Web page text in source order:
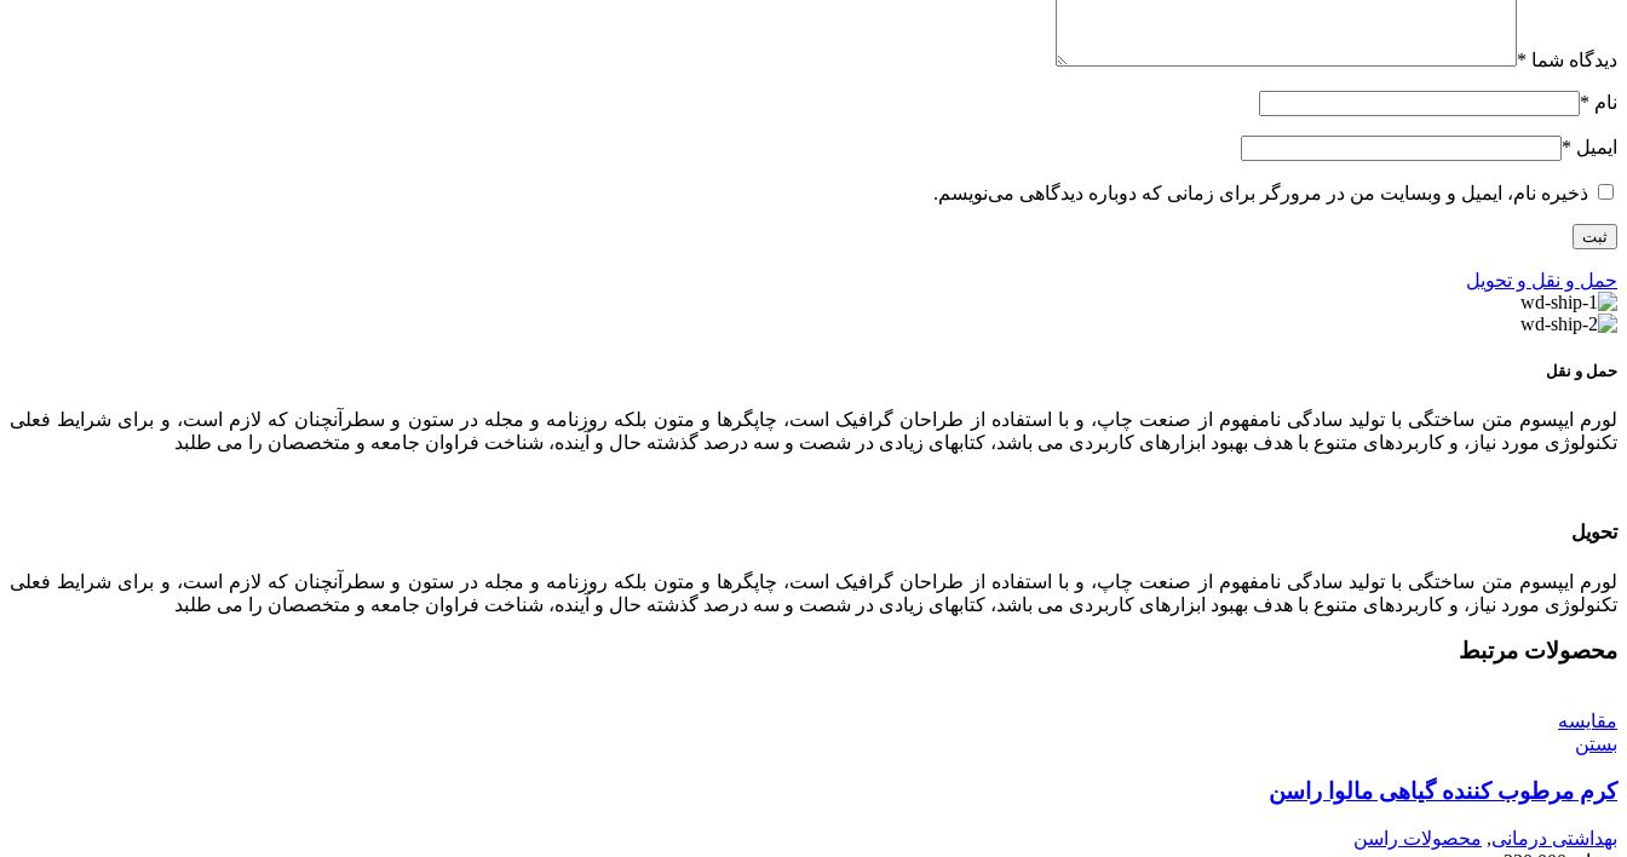
دیدگاه شما *
نام *
ایمیل *
ذخیره نام، ایمیل و وبسایت من در مرورگر برای زمانی که دوباره دیدگاهی می‌نویسم.
حمل و نقل و تحویل
حمل و نقل
لورم ایپسوم متن ساختگی با تولید سادگی نامفهوم از صنعت چاپ، و با استفاده از طراحان گرافیک است، چاپگرها و متون بلکه روزنامه و مجله در ستون و سطرآنچنان که لازم است، و برای شرایط فعلی
تکنولوژی مورد نیاز، و کاربردهای متنوع با هدف بهبود ابزارهای کاربردی می باشد، کتابهای زیادی در شصت و سه درصد گذشته حال و آینده، شناخت فراوان جامعه و متخصصان را می طلبد
تحویل
لورم ایپسوم متن ساختگی با تولید سادگی نامفهوم از صنعت چاپ، و با استفاده از طراحان گرافیک است، چاپگرها و متون بلکه روزنامه و مجله در ستون و سطرآنچنان که لازم است، و برای شرایط فعلی
تکنولوژی مورد نیاز، و کاربردهای متنوع با هدف بهبود ابزارهای کاربردی می باشد، کتابهای زیادی در شصت و سه درصد گذشته حال و آینده، شناخت فراوان جامعه و متخصصان را می طلبد
محصولات مرتبط
مقایسه
بستن
کرم مرطوب کننده گیاهی مالوا راسن
بهداشتی درمانی, محصولات راسن